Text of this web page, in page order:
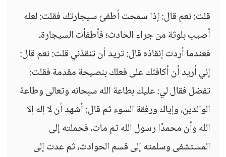
قلت: نعم قال: إذا سمحت أطفئ سيجارتك فقلت: لعله
أصيب بلوثة من جراء الحادث؛ فأطفأت السيجارة،
فعندما أردت إنقاذه قال: تريد أن تنقذني قلت: نعم قال:
إني أريد أن أكافئك على فعلك بنصيحة مقدمة فقلت:
تفضل فقال لي: عليك بطاعة الله سبحانه وتعالى وطاعة
الوالدين، وإياك ورفقة السوء ثم قال: أشهد أن لا إله إلا
الله وأن محمدًا رسول الله ثم مات، فحملته إلى
المستشفى وسلمته إلى قسم الحوادث، ثم عدت إلى